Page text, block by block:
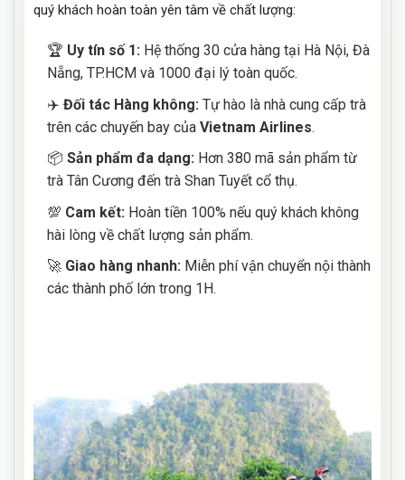
quý khách hoàn toàn yên tâm về chất lượng:
🏆 Uy tín số 1: Hệ thống 30 cửa hàng tại Hà Nội, Đà
Nẵng, TP.HCM và 1000 đại lý toàn quốc.
✈️ Đối tác Hàng không: Tự hào là nhà cung cấp trà
trên các chuyến bay của Vietnam Airlines.
📦 Sản phẩm đa dạng: Hơn 380 mã sản phẩm từ
trà Tân Cương đến trà Shan Tuyết cổ thụ.
💯 Cam kết: Hoàn tiền 100% nếu quý khách không
hài lòng về chất lượng sản phẩm.
🚀 Giao hàng nhanh: Miễn phí vận chuyển nội thành
các thành phố lớn trong 1H.